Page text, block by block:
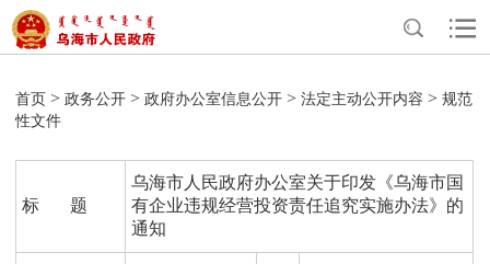
首页 >政务公开 >政府办公室信息公开 >法定主动公开内容 >规范
性文件
标 题
乌海市人民政府办公室关于印发《乌海市国
有企业违规经营投资责任追究实施办法》的
通知